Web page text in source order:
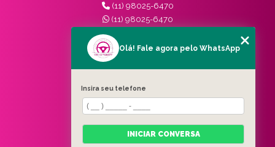
(11) 98025-6470
(11) 98025-6470
contato@vivinotransito.com.br
SIGA-NOS!
MENU
HOME
QUEM SOMOS
SERVIÇOS
BLOG
Olá! Fale agora pelo WhatsApp
Insira seu telefone
INICIAR CONVERSA